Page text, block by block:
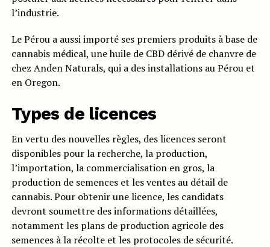
l’industrie.
Le Pérou a aussi importé ses premiers produits à base de
cannabis médical, une huile de CBD dérivé de chanvre de
chez Anden Naturals, qui a des installations au Pérou et
en Oregon.
Types de licences
En vertu des nouvelles règles, des licences seront
disponibles pour la recherche, la production,
l’importation, la commercialisation en gros, la
production de semences et les ventes au détail de
cannabis. Pour obtenir une licence, les candidats
devront soumettre des informations détaillées,
notamment les plans de production agricole des
semences à la récolte et les protocoles de sécurité.